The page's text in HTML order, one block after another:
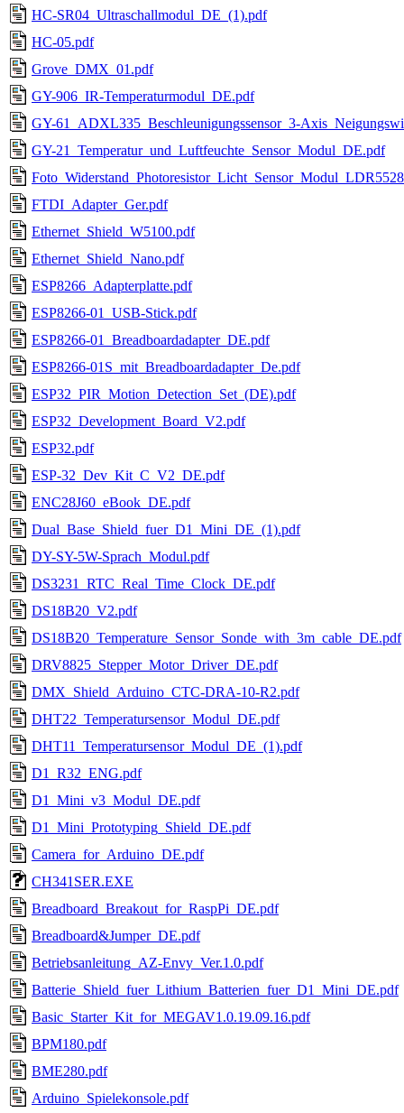
HC-SR04_Ultraschallmodul_DE_(1).pdf
HC-05.pdf
Grove_DMX_01.pdf
GY-906_IR-Temperaturmodul_DE.pdf
GY-61_ADXL335_Beschleunigungssensor_3-
GY-21_Temperatur_und_Luftfeuchte_Sensor_Modul_DE.pdf
FTDI_Adapter_Ger.pdf
Ethernet_Shield_W5100.pdf
Ethernet_Shield_Nano.pdf
ESP8266_Adapterplatte.pdf
ESP8266-01_USB-Stick.pdf
ESP8266-01_Breadboardadapter_DE.pdf
ESP8266-01S_mit_Breadboardadapter_De.pdf
ESP32_PIR_Motion_Detection_Set_(DE).pdf
ESP32_Development_Board_V2.pdf
ESP32.pdf
ESP-32_Dev_Kit_C_V2_DE.pdf
ENC28J60_eBook_DE.pdf
Dual_Base_Shield_fuer_D1_Mini_DE_(1).pdf
DY-SY-5W-Sprach_Modul.pdf
DS3231_RTC_Real_Time_Clock_DE.pdf
DS18B20_V2.pdf
DS18B20_Temperature_Sensor_Sonde_with_3m_cable_DE.pdf
DRV8825_Stepper_Motor_Driver_DE.pdf
DMX_Shield_Arduino_CTC-DRA-10-R2.pdf
DHT22_Temperatursensor_Modul_DE.pdf
DHT11_Temperatursensor_Modul_DE_(1).pdf
D1_R32_ENG.pdf
D1_Mini_v3_Modul_DE.pdf
D1_Mini_Prototyping_Shield_DE.pdf
Camera_for_Arduino_DE.pdf
CH341SER.EXE
Breadboard_Breakout_for_RaspPi_DE.pdf
Breadboard&Jumper_DE.pdf
Betriebsanleitung_AZ-Envy_Ver.1.0.pdf
Batterie_Shield_fuer_Lithium_Batterien_fuer_D1_Mini_DE.pdf
Basic_Starter_Kit_for_MEGAV1.0.19.09.16.pdf
BPM180.pdf
BME280.pdf
Arduino_Spielekonsole.pdf